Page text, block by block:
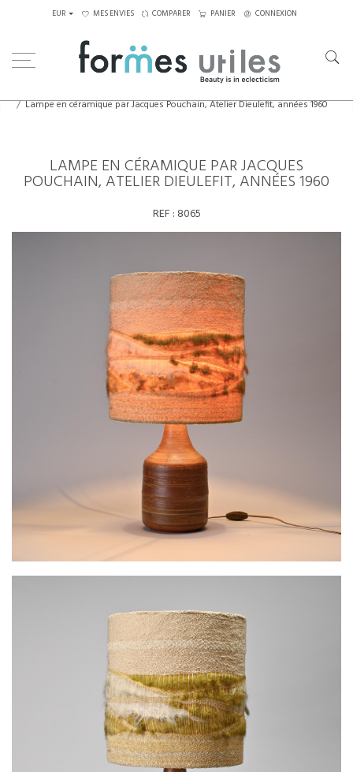
EUR MES ENVIES COMPARER PANIER CONNEXION
Lampe en céramique par Jacques Pouchain, Atelier Dieulefit, années 1960
LAMPE EN CÉRAMIQUE PAR JACQUES
POUCHAIN, ATELIER DIEULEFIT, ANNÉES 1960
REF : 8065